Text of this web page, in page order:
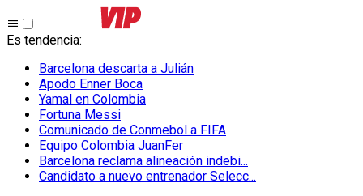
Es tendencia:
Barcelona descarta a Julián
Apodo Enner Boca
Yamal en Colombia
Fortuna Messi
Comunicado de Conmebol a FIFA
Equipo Colombia JuanFer
Barcelona reclama alineación indebi...
Candidato a nuevo entrenador Selecc...